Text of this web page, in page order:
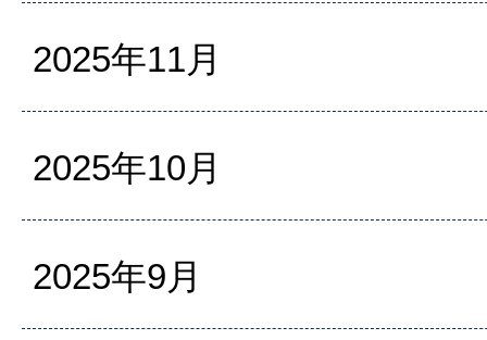
2025年11月
2025年10月
2025年9月